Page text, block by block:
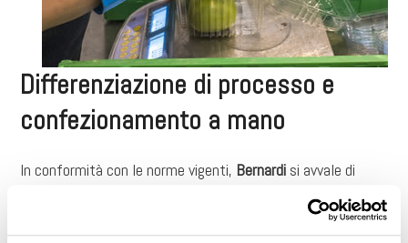
Differenziazione di processo e
confezionamento a mano
In conformità con le norme vigenti, Bernardi si avvale di
per effettuare un controllo puntuale e
costante del livello igienico dell’intero stabilimento e delle